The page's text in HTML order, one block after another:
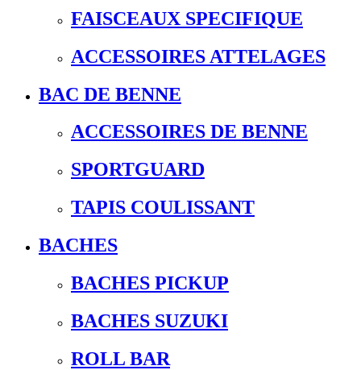
FAISCEAUX SPECIFIQUE
ACCESSOIRES ATTELAGES
BAC DE BENNE
ACCESSOIRES DE BENNE
SPORTGUARD
TAPIS COULISSANT
BACHES
BACHES PICKUP
BACHES SUZUKI
ROLL BAR